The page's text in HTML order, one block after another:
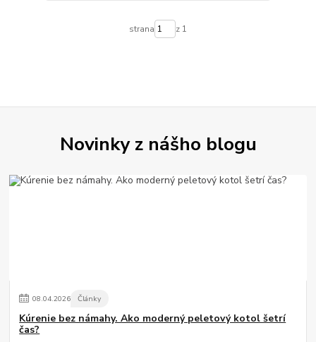
strana z 1
Novinky z nášho blogu
08.04.2026 Články
Kúrenie bez námahy. Ako moderný peletový kotol šetrí
čas?